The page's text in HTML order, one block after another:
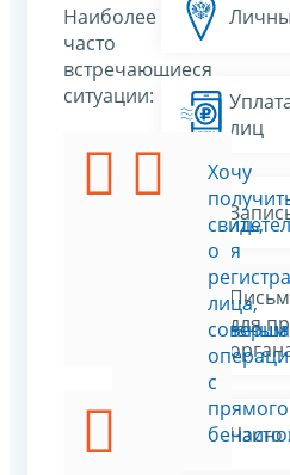
Наиболее
часто
встречающиеся
ситуации:
хочу
проверить,
является
товар
подакцизным
Хочу
о
лица,
с
лиц
для